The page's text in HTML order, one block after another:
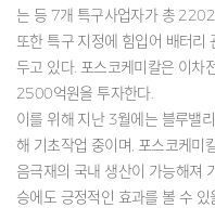
는 등 7개 특구사업자가 총
또한 특구 지정에 힘입어 배터리
두고 있다. 포스코케미칼은 이
2500억원을 투자한다.
이를 위해 지난 3월에는 블루밸
해 기초작업 중이며, 포스코케미
음극재의 국내 생산이 가능해져
승에도 긍정적인 효과를 볼 수 있